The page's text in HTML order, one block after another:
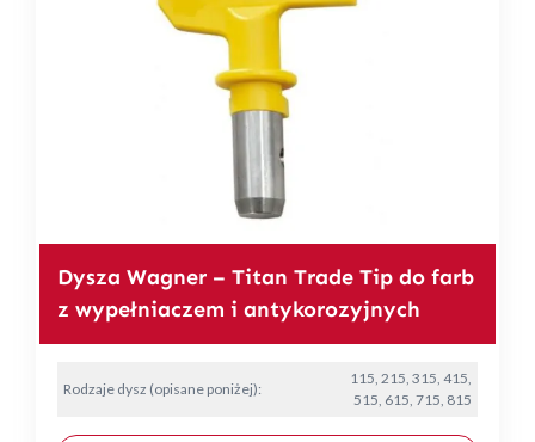
Dysza Wagner – Titan Trade Tip do farb
z wypełniaczem i antykorozyjnych
Rodzaje dysz (opisane poniżej):
115, 215, 315, 415,
515, 615, 715, 815